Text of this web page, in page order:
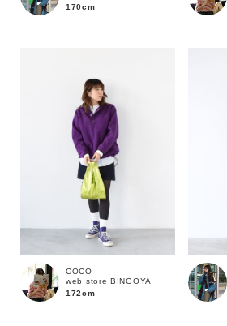
170cm
COCO
web store BINGOYA
172cm